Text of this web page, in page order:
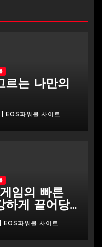
르는 나만의
EOS파워볼 사이트
임의 빠른
하게 끌어당
EOS파워볼 사이트